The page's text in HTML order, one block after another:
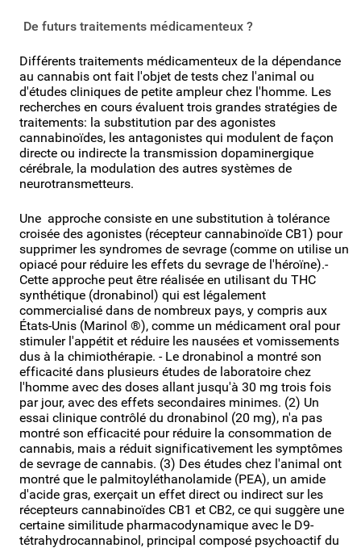
De futurs traitements médicamenteux ?
Différents traitements médicamenteux de la dépendance
au cannabis ont fait l'objet de tests chez l'animal ou
d'études cliniques de petite ampleur chez l'homme. Les
recherches en cours évaluent trois grandes stratégies de
traitements: la substitution par des agonistes
cannabinoïdes, les antagonistes qui modulent de façon
directe ou indirecte la transmission dopaminergique
cérébrale, la modulation des autres systèmes de
neurotransmetteurs.
Une approche consiste en une substitution à tolérance
croisée des agonistes (récepteur cannabinoïde CB1) pour
supprimer les syndromes de sevrage (comme on utilise un
opiacé pour réduire les effets du sevrage de l'héroïne).-
Cette approche peut être réalisée en utilisant du THC
synthétique (dronabinol) qui est légalement
commercialisé dans de nombreux pays, y compris aux
États-Unis (Marinol ®), comme un médicament oral pour
stimuler l'appétit et réduire les nausées et vomissements
dus à la chimiothérapie. - Le dronabinol a montré son
efficacité dans plusieurs études de laboratoire chez
l'homme avec des doses allant jusqu'à 30 mg trois fois
par jour, avec des effets secondaires minimes. (2) Un
essai clinique contrôlé du dronabinol (20 mg), n'a pas
montré son efficacité pour réduire la consommation de
cannabis, mais a réduit significativement les symptômes
de sevrage de cannabis. (3) Des études chez l'animal ont
montré que le palmitoyléthanolamide (PEA), un amide
d'acide gras, exerçait un effet direct ou indirect sur les
récepteurs cannabinoïdes CB1 et CB2, ce qui suggère une
certaine similitude pharmacodynamique avec le D9-
tétrahydrocannabinol, principal composé psychoactif du